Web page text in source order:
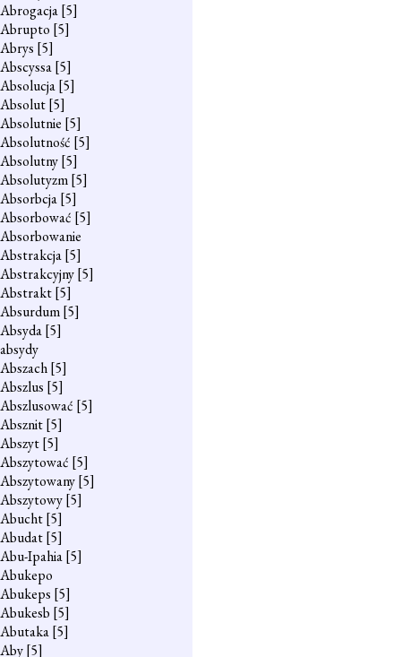
Abrogacja[5]
Abrupto [5]
Abrys [5]
Abscyssa[5]
Absolucja[5]
Absolut[5]
Absolutnie [5]
Absolutność [5]
Absolutny[5]
Absolutyzm[5]
Absorbcja[5]
Absorbować [5]
Absorbowanie
Abstrakcja[5]
Abstrakcyjny[5]
Abstrakt[5]
Absurdum[5]
Absyda[5]
absydy
Abszach[5]
Abszlus [5]
Abszlusować [5]
Absznit[5]
Abszyt[5]
Abszytować [5]
Abszytowany[5]
Abszytowy[5]
Abucht[5]
Abudat[5]
Abu-Ipahia[5]
Abukepo
Abukeps [5]
Abukesb [5]
Abutaka[5]
Aby[5]